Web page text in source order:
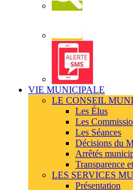
Alerte
SMS
VIE MUNICIPALE
LE CONSEIL
Les Élus
Les
Les Séances
Décisions du
Arrêtés
Transparence
LES SERVICES
Présentation